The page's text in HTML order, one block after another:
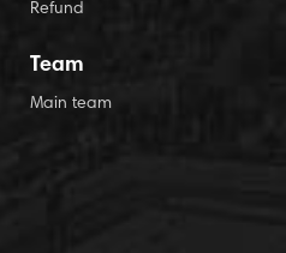
Refund
Team
Main team